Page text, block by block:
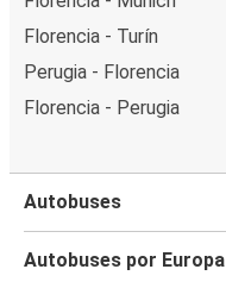
Florencia - Turín
Perugia - Florencia
Florencia - Perugia
Autobuses
Autobuses por Europa